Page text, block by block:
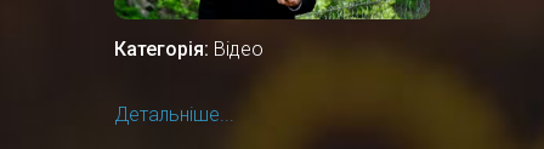
Категорія: Відео
Детальніше...